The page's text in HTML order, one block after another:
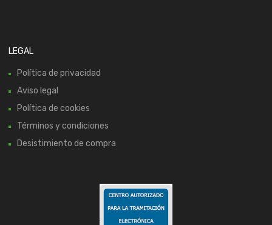
LEGAL
Política de privacidad
Aviso legal
Política de cookies
Términos y condiciones
Desistimiento de compra